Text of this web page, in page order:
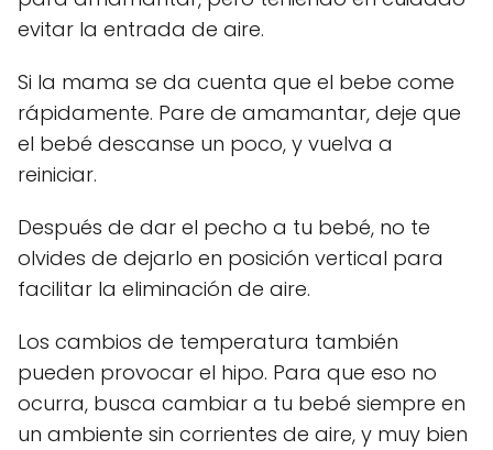
evitar la entrada de aire.
Si la mama se da cuenta que el bebe come
rápidamente. Pare de amamantar, deje que
el bebé descanse un poco, y vuelva a
reiniciar.
Después de dar el pecho a tu bebé, no te
olvides de dejarlo en posición vertical para
facilitar la eliminación de aire.
Los cambios de temperatura también
pueden provocar el hipo. Para que eso no
ocurra, busca cambiar a tu bebé siempre en
un ambiente sin corrientes de aire, y muy bien